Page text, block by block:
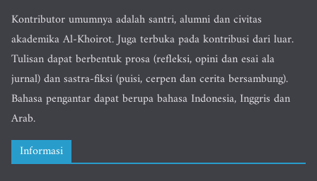
Kontributor umumnya adalah santri, alumni dan civitas
akademika Al-Khoirot. Juga terbuka pada kontribusi dari luar.
Tulisan dapat berbentuk prosa (refleksi, opini dan esai ala
jurnal) dan sastra-fiksi (puisi, cerpen dan cerita bersambung).
Bahasa pengantar dapat berupa bahasa Indonesia, Inggris dan
Arab.
Informasi